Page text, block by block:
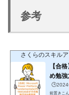
参考
さくらのスキル
【合
め勉
🕒️2024
前置きこ